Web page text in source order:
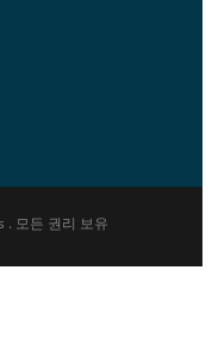
모든 권리 보유